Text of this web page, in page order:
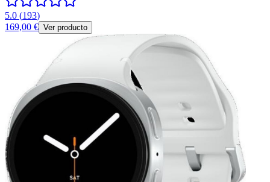
5.0 (193)
169,00 € Ver producto